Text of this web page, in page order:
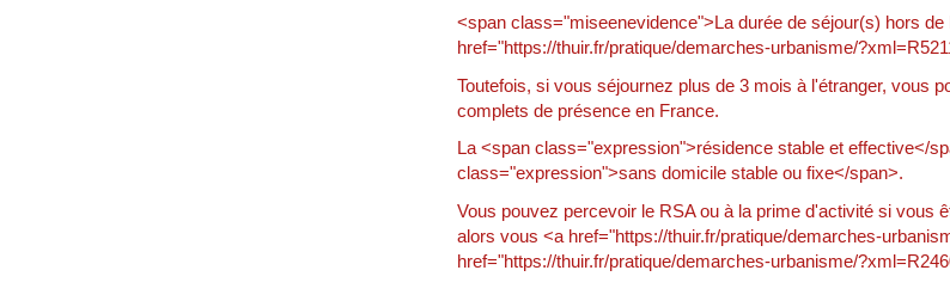
<span class="miseenevidence">La durée de séjour(s) hors
href="https://thuir.fr/pratique/demarches-urbanisme/
Toutefois, si vous séjournez plus de 3 mois à l'étranger, vous
complets de présence en France.
La <span class="expression">résidence stable et effective</
class="expression">sans domicile stable ou fixe</span>.
Vous pouvez percevoir le RSA ou à la prime d'activité si vous
alors vous <a href="https://thuir.fr/pratique/demarches-
href="https://thuir.fr/pratique/demarches-urbanisme/